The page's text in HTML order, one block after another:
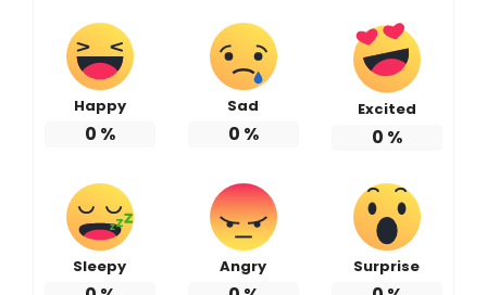
Happy
0 %
Sad
0 %
Excited
0 %
Sleepy Angry Surprise